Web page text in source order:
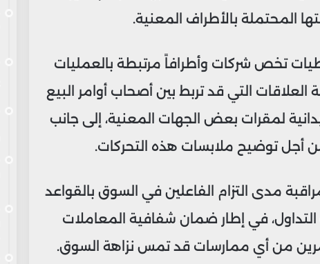
المحتملة بالأطراف المعنية.
تخص شركات وأطرافاً مرتبطة بالعمليات
التي قد تربط بين أصحاب أوامر البيع
لمقرات بعض الجهات المعنية، إلى جانب
توضيح ملابسات هذه التحركات.
مدى التزام الفاعلين في السوق بالقواعد
التداول، في إطار ضمان شفافية المعاملات
من أي ممارسات قد تمس نزاهة السوق.